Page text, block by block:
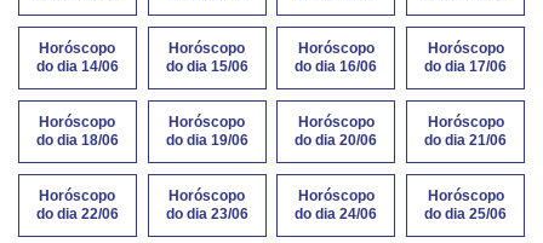
Horóscopo
do dia 14/06
Horóscopo
do dia 15/06
Horóscopo
do dia 16/06
Horóscopo
do dia 17/06
Horóscopo
do dia 18/06
Horóscopo
do dia 19/06
Horóscopo
do dia 20/06
Horóscopo
do dia 21/06
Horóscopo
do dia 22/06
Horóscopo
do dia 23/06
Horóscopo
do dia 24/06
Horóscopo
do dia 25/06